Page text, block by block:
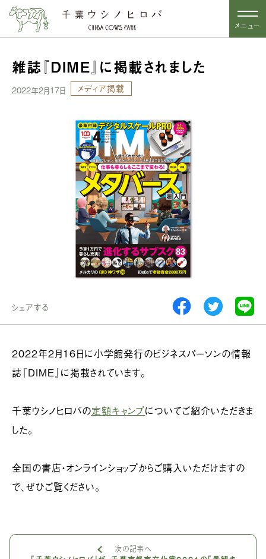
メニュー
雑誌『DIME』に掲載されました
2022年2月17日 メディア掲載
シェアする
2022年2月16日に小学館発行のビジネスパーソンの情報
誌『DIME』に掲載されています。
千葉ウシノヒロバの定額キャンプについてご紹介いただきま
した。
全国の書店・オンラインショップからご購入いただけますの
で、ぜひご覧ください。
次の記事へ